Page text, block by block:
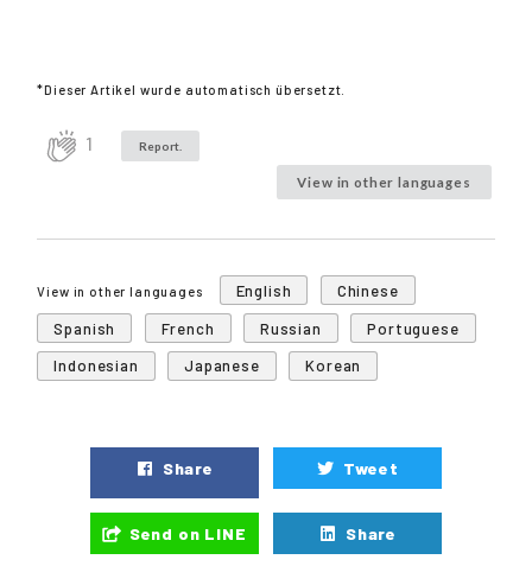
*Dieser Artikel wurde automatisch übersetzt.
1 Report.
View in other languages
View in other languages English
Chinese
Spanish
French Russian
Portuguese
Indonesian
Japanese Korean
Share Tweet
Send on LINE Share